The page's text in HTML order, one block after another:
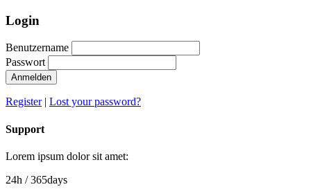
Login
Benutzername
Passwort
Anmelden
Register| Lost your password?
Support
Lorem ipsum dolor sit amet:
24h / 365days